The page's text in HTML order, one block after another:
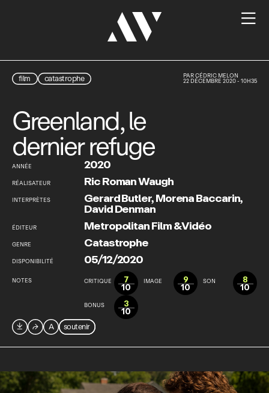

film catastrophe PARCÉDRIC MELON
22 DÉCEMBRE 2020 - 10H35
Greenland, le
dernier refuge
ANNÉE 2020
RÉALISATEUR Ric Roman Waugh
INTERPRÈTES Gerard Butler,Morena Baccarin,
David Denman
ÉDITEUR Metropolitan Film & Vidéo
GENRE Catastrophe
DISPONIBILITÉ 05/12/2020
NOTES CRITIQUE 7
10
IMAGE 9
10
SON 8
10
BONUS 3
10

⮫ A soutenir